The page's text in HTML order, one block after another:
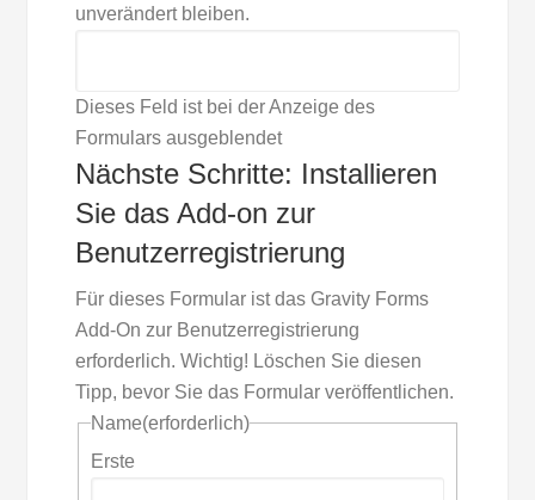
unverändert bleiben.
Dieses Feld ist bei der Anzeige des
Formulars ausgeblendet
Nächste Schritte: Installieren
Sie das Add-on zur
Benutzerregistrierung
Für dieses Formular ist das Gravity Forms
Add-On zur Benutzerregistrierung
erforderlich. Wichtig! Löschen Sie diesen
Tipp, bevor Sie das Formular veröffentlichen.
Name(erforderlich)
Erste